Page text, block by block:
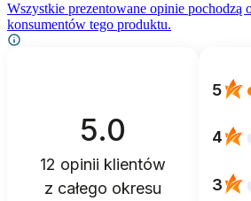
Wszystkie prezentowane opinie pochodzą
konsumentów tego produktu.
5.0
12 opinii klientów
z całego okresu
5
4
3